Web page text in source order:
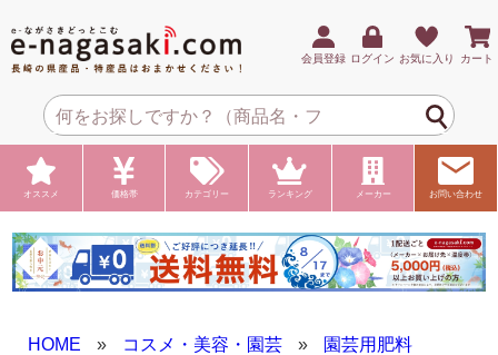
会員登録 ログイン お気に入り カート
オススメ 価格帯 カテゴリー ランキング メーカー お問い合わせ
HOME » コスメ・美容・園芸 » 園芸用肥料